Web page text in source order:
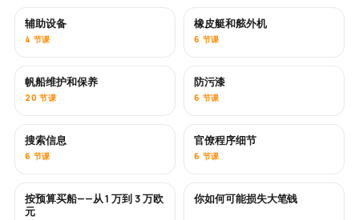
辅助设备
4 节课
橡皮艇和舷外机
6 节课
帆船维护和保养
20 节课
即将推出
防污漆
6 节课
搜索信息
6 节课
官僚程序细节
6 节课
即将推出
按预算买船——从 1 万到 3 万欧
元
即将推出
你如何可能损失大笔钱